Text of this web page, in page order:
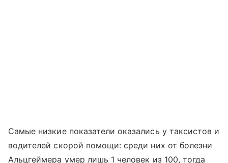
Самые низкие показатели оказались у таксистов и
водителей скорой помощи: среди них от болезни
Альцгеймера умер лишь 1 человек из 100, тогда